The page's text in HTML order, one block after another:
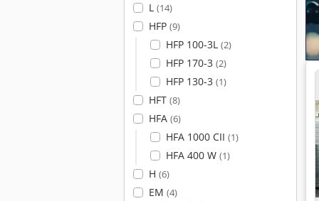
L (14)
HFP (9)
HFP 100-3L (2)
HFP 170-3 (2)
HFP 130-3 (1)
HFT (8)
HFA (6)
HFA 1000 CII (1)
HFA 400 W (1)
H (6)
EM (4)